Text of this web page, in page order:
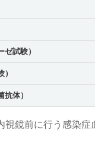
試験）
体）
鏡前に行う感染症